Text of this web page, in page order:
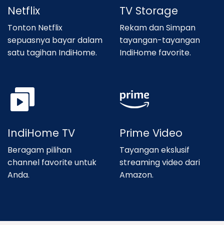
Netflix
Tonton Netflix
sepuasnya bayar dalam
satu tagihan IndiHome.
TV Storage
Rekam dan Simpan
tayangan-tayangan
IndiHome favorite.
IndiHome TV
Beragam pilihan
channel favorite untuk
Anda.
Prime Video
Tayangan ekslusif
streaming video dari
Amazon.